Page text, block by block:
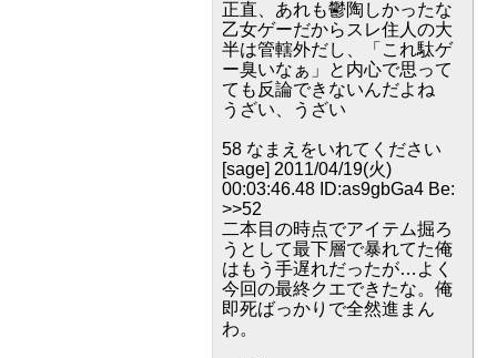
正直、あれも鬱陶しかったな
乙女ゲーだからスレ住人の大
半は管轄外だし、「これ駄ゲ
ー臭いなぁ」と内心で思って
ても反論できないんだよね
うざい、うざい
58 なまえをいれてください
[sage] 2011/04/19(火)
00:03:46.48 ID:as9gbGa4 Be:
>>52
二本目の時点でアイテム掘ろ
うとして最下層で暴れてた俺
はもう手遅れだったが…よく
今回の最終クエできたな。俺
即死ばっかりで全然進まん
わ。